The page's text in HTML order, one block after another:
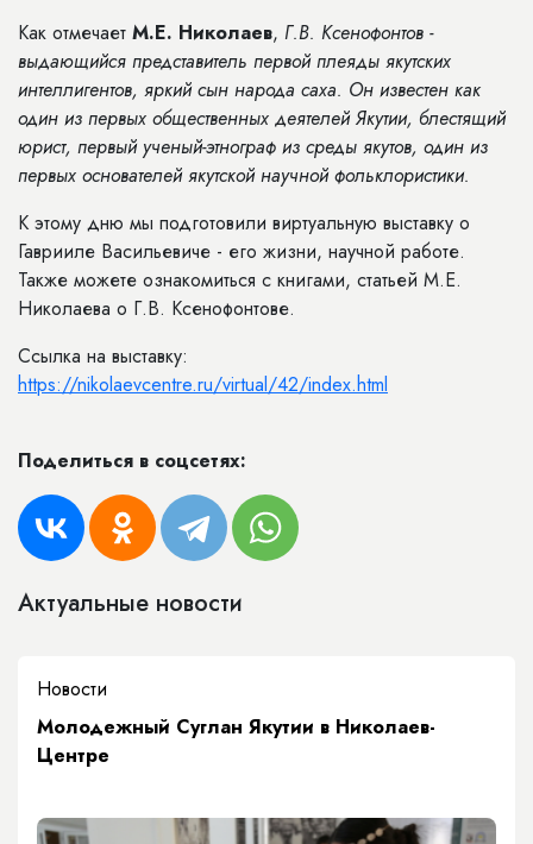
Как отмечает М.Е. Николаев, Г.В. Ксенофонтов -
выдающийся представитель первой плеяды якутских
интеллигентов, яркий сын народа саха. Он известен как
один из первых общественных деятелей Якутии, блестящий
юрист, первый ученый-этнограф из среды якутов, один из
первых основателей якутской научной фольклористики.
К этому дню мы подготовили виртуальную выставку о
Гаврииле Васильевиче - его жизни, научной работе.
Также можете ознакомиться с книгами, статьей М.Е.
Николаева о Г.В. Ксенофонтове.
Ссылка на выставку:
https://nikolaevcentre.ru/virtual/42/index.html
Поделиться в соцсетях:
Актуальные новости
Новости
Молодежный Суглан Якутии в Николаев-
Центре